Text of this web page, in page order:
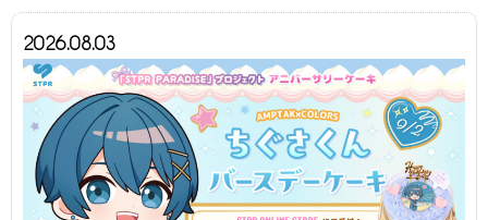
2026.08.03